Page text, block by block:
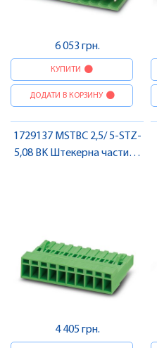
6 053 грн.
КУПИТИ
ДОДАТИ В КОРЗИНУ
1729137 MSTBC 2,5/ 5-STZ-
5,08 BK Штекерна частина
4 405 грн.